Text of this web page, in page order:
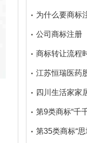
为什么要商标
公司商标注册
商标转让流程
江苏恒瑞医药
四川生活家家
第9类商标“千
第35类商标“